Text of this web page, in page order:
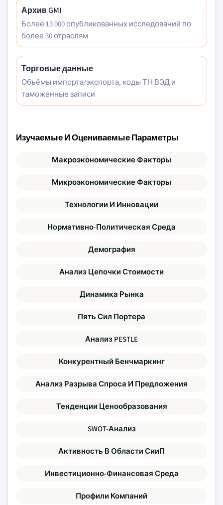
Архив GMI
Более 13 000 опубликованных исследований по
более 30 отраслям
Торговые данные
Объёмы импорта/экспорта, коды ТН ВЭД и
таможенные записи
Изучаемые И Оцениваемые Параметры
Макроэкономические Факторы
Микроэкономические Факторы
Технологии И Инновации
Нормативно-Политическая Среда
Демография
Анализ Цепочки Стоимости
Динамика Рынка
Пять Сил Портера
Анализ PESTLE
Конкурентный Бенчмаркинг
Анализ Разрыва Спроса И Предложения
Тенденции Ценообразования
SWOT-Анализ
Активность В Области СииП
Инвестиционно-Финансовая Среда
Профили Компаний